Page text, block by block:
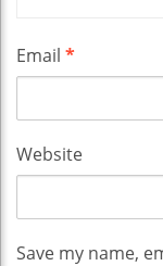
Email *
Website
Save my name,